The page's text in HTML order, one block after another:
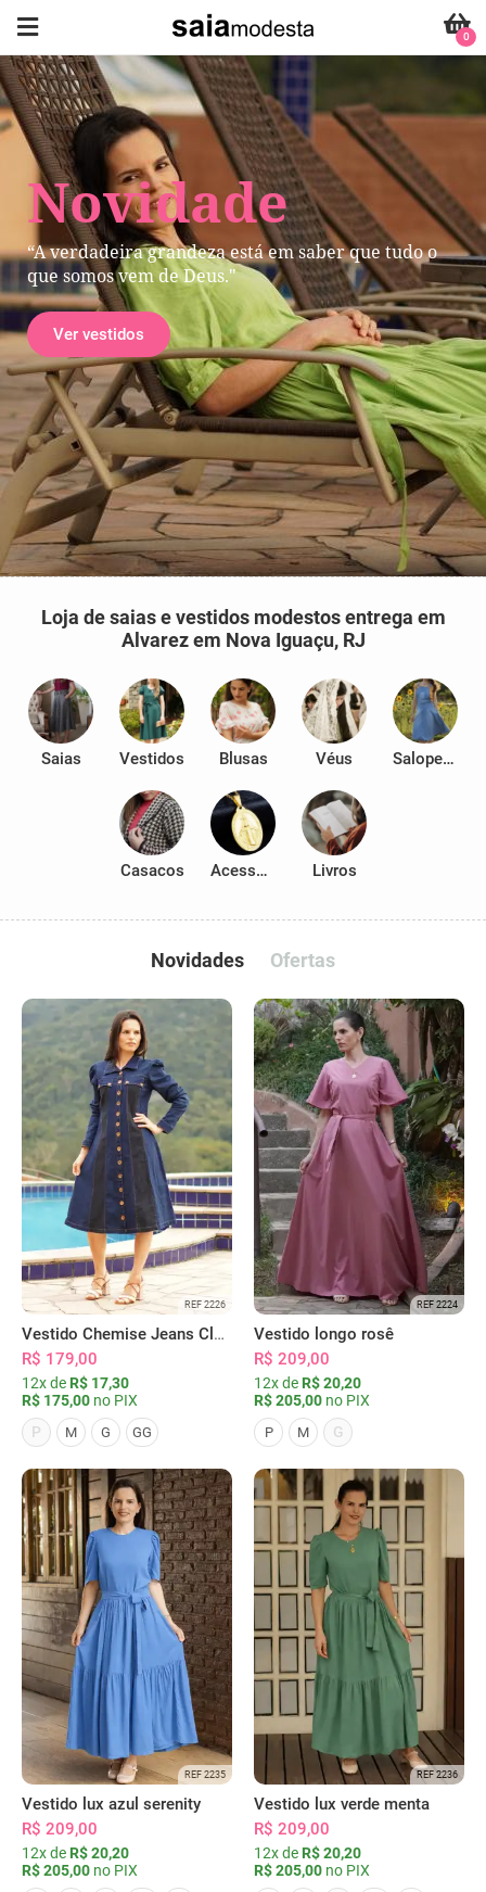
Novidade
“A verdadeira grandeza está em saber que tudo o
que somos vem de Deus."
Ver vestidos
0
Loja de saias e vestidos modestos entrega em
Alvarez em Nova Iguaçu, RJ
Saias Vestidos Blusas Véus Salopetes
Casacos Acessórios Livros
Novidades Ofertas
REF 2226
Vestido Chemise Jeans Clássica Serena
R$ 179,00
12x de R$ 17,30
R$ 175,00 no PIX
P
M G GG
REF 2224
Vestido longo rosê
R$ 209,00
12x de R$ 20,20
R$ 205,00 no PIX
P M G
REF 2235
Vestido lux azul serenity
R$ 209,00
12x de R$ 20,20
R$ 205,00 no PIX
REF 2236
Vestido lux verde menta
R$ 209,00
12x de R$ 20,20
R$ 205,00 no PIX